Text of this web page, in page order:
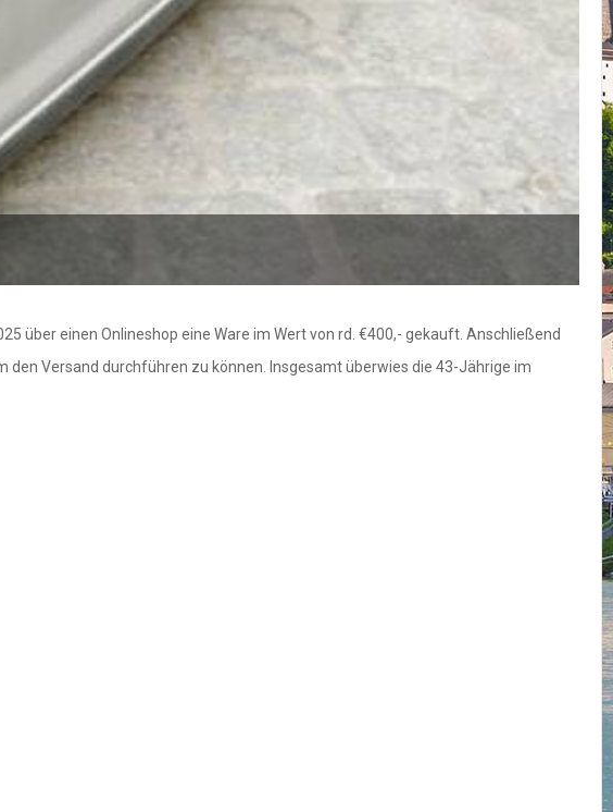
über einen Onlineshop eine Ware im Wert von rd. €400,- gekauft. Anschließend
Versand durchführen zu können. Insgesamt überwies die 43-Jährige im